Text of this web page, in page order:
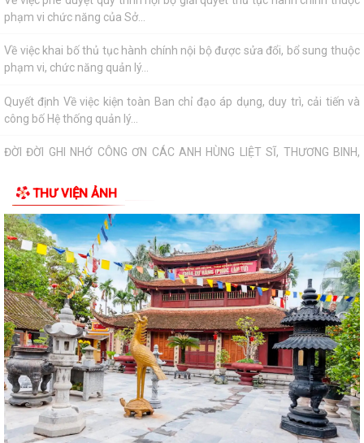
phạm vi, chức năng quản lý...
Quyết định Về việc kiện toàn Ban chỉ đạo áp dụng, duy trì, cải tiến và
công bố Hệ thống quản lý...
ĐỜI ĐỜI GHI NHỚ CÔNG ƠN CÁC ANH HÙNG LIỆT SĨ, THƯƠNG BINH,
BỆNH BINH VÀ NGƯỜI CÓ CÔNG VỚI CÁCH MẠNG
Về việc công khai danh mục thủ tục hành chính bị bãi bỏ thuộc phạm vi
THẮP SÁNG NGỌN NẾN TRI ÂN – XÃ BÌNH GIANG LAN TỎA ĐẠO LÝ
"UỐNG NƯỚC NHỚ NGUỒN"
Tìm hiểu Luật số 132/2025/QH15 sửa đổi, bổ sung một số điều của
Luật Phòng, chống tham nhũng, có...
XÃ BÌNH GIANG TỔ CHỨC KỲ HỌP THỨ BA (KỲ HỌP THƯỜNG LỆ GIỮA
NĂM) HĐND XÃ BÌNH GIANG KHÓA II, NHIỆM...
Về việc công khai thủ tục hành chính nội bộ ban hành mới lĩnh vực điện
lực thuộc phạm vi chức năng...
Tuyên truyền, hướng dẫn người dân sử dụng VNeID, dịch vụ công trực
tuyến, thanh toán không dùng...
THƯ VIỆN ẢNH